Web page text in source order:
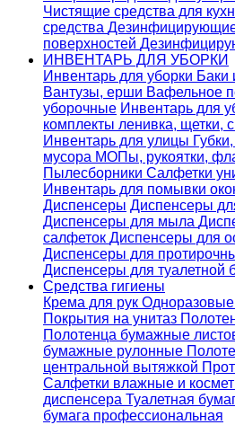
Чистящие средства для
средства
поверхностей
ИНВЕНТАРЬ ДЛЯ УБОРКИ
Инвентарь для уборки Баки
Вантузы, ерши Вафельное
уборочные Инвентарь для
комплекты ленивка, щетки,
Инвентарь для улицы
мусора МОПы, рукоятки,
Пылесборники Салфетки
Инвентарь для помывки
Диспенсеры Диспенсеры
Диспенсеры для мыла
салфеток Диспенсеры для
Диспенсеры для
Диспенсеры для туалетной
Средства гигиены
Крема для рук Одноразовые
Покрытия на унитаз
Полотенца бумажные
бумажные рулонные
центральной вытяжкой
Салфетки влажные и
диспенсера Туалетная
бумага профессиональная